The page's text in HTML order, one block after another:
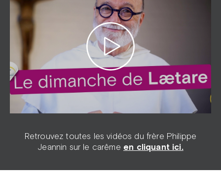
Retrouvez toutes les vidéos du frère Philippe
Jeannin sur le carême en cliquant ici.